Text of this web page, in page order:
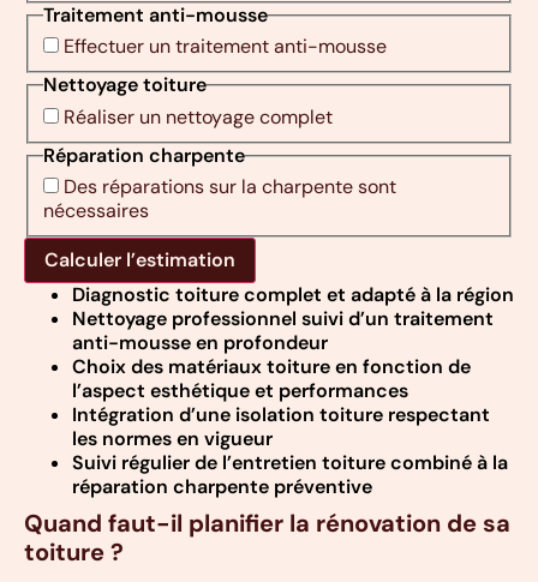
Traitement anti-mousse
Effectuer un traitement anti-mousse
Nettoyage toiture
Réaliser un nettoyage complet
Réparation charpente
Des réparations sur la charpente sont
nécessaires
Calculer l’estimation
Diagnostic toiture complet et adapté à la région
Nettoyage professionnel suivi d’un traitement
anti-mousse en profondeur
Choix des matériaux toiture en fonction de
l’aspect esthétique et performances
Intégration d’une isolation toiture respectant
les normes en vigueur
Suivi régulier de l’entretien toiture combiné à la
réparation charpente préventive
Quand faut-il planifier la rénovation de sa
toiture ?